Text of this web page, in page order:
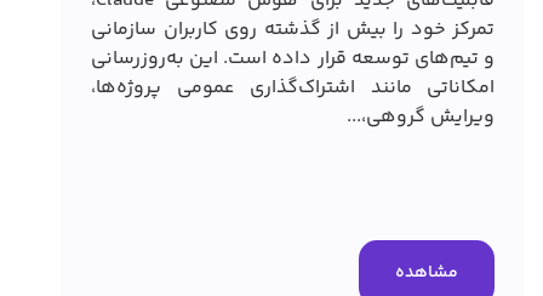
تمرکز خود را بیش از گذشته روی کاربران سازمانی
و تیم‌های توسعه قرار داده است. این به‌روزرسانی
امکاناتی مانند اشتراک‌گذاری عمومی پروژه‌ها،
ویرایش گروهی،...
مشاهده